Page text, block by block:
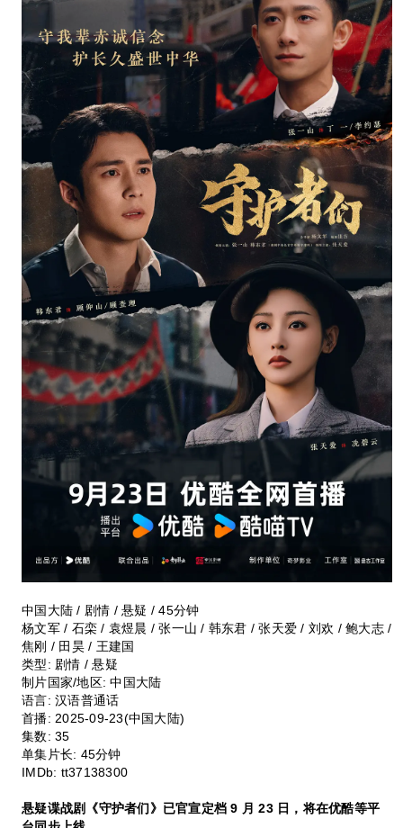
中国大陆 / 剧情 / 悬疑 / 45分钟
杨文军 / 石栾 / 袁煜晨 / 张一山 / 韩东君 / 张天爱 / 刘欢 / 鲍大志 /
焦刚 / 田昊 / 王建国
类型: 剧情 / 悬疑
制片国家/地区: 中国大陆
语言: 汉语普通话
首播: 2025-09-23(中国大陆)
集数: 35
单集片长: 45分钟
IMDb: tt37138300
悬疑谍战剧《守护者们》已官宣定档 9 月 23 日，将在优酷等平